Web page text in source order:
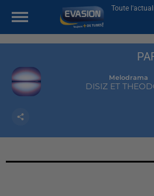
Toute
Melodrama
DISIZ ET